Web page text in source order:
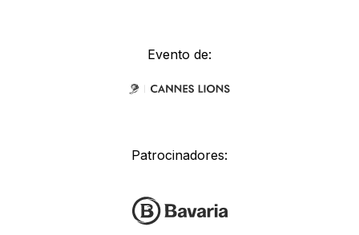
Evento de:
Patrocinadores: